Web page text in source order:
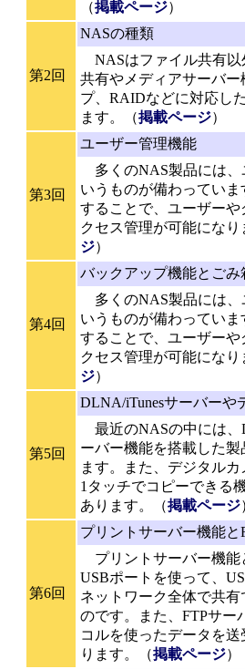
（掲載ページ）
第2回
NASの種類
NASはファイル共有以
共有やメディアサーバ
プ、RAIDなどに対応し
ます。（掲載ページ）
第3回
ユーザー管理機能
多くのNAS製品には、
いうものが備わってい
することで、ユーザー
クセス管理が可能になり
ジ）
第4回
バックアップ機能とごみ
多くのNAS製品には、
いうものが備わってい
することで、ユーザー
クセス管理が可能になり
ジ）
第5回
DLNA/iTunesサーバーや
最近のNASの中には、
ーバー機能を搭載した
ます。また、デジタル
1タッチでコピーできる
あります。（掲載ページ
第6回
プリントサーバー機能と
プリントサーバー機能
USBポートを使って、
ネットワーク全体で共
のです。また、FTPサー
コルを使ったデータを
ります。（掲載ページ）